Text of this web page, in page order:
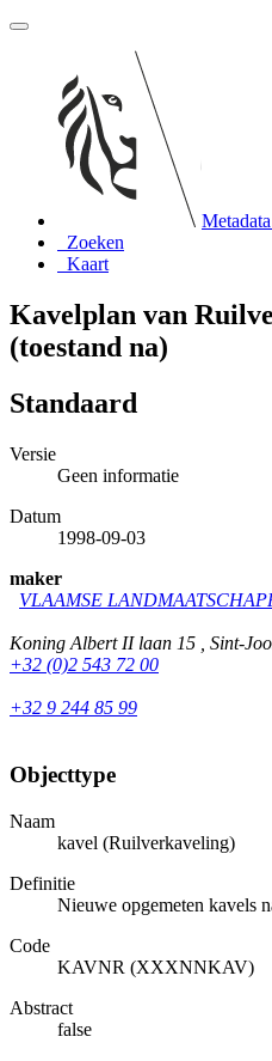
Zoeken
Kaart
Kavelplan van
(toestand na)
Standaard
Versie
Geen informatie
Datum
1998-09-03
maker
VLAAMSE
Koning Albert II laan 15 , Sint-
+32 (0)2 543 72 00
+32 9 244 85 99
Objecttype
Naam
kavel (Ruilverkaveling)
Definitie
Nieuwe opgemeten kavels
Code
KAVNR (XXXNNKAV)
Abstract
false